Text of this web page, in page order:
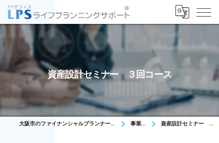
資産設計セミナー ３回コース
大阪市のファイナンシャルプランナーはFPオフィス LPS 事業内容 資産設計セミナー ３回コース